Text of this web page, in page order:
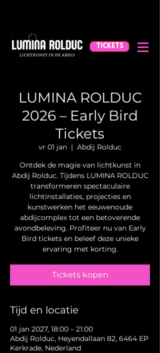
TICKETS
LUMINA ROLDUC
2026 – Early Bird
Tickets
vr 01 jan
  |
Abdij Rolduc
Ontdek de magie van lichtkunst in
Abdij Rolduc. Tijdens LUMINA ROLDUC
transformeren spectaculaire
lichtinstallaties, projecties en
kunstwerken het eeuwenoude
abdijcomplex tot een betoverende
avondbeleving. Profiteer nu van Early
Bird tickets en beleef deze unieke
ervaring met korting.
Tickets kopen
Tijd en locatie
01 jan 2027, 18:00 – 21:00
Abdij Rolduc, Heyendallaan 82, 6464 EP
Kerkrade, Nederland